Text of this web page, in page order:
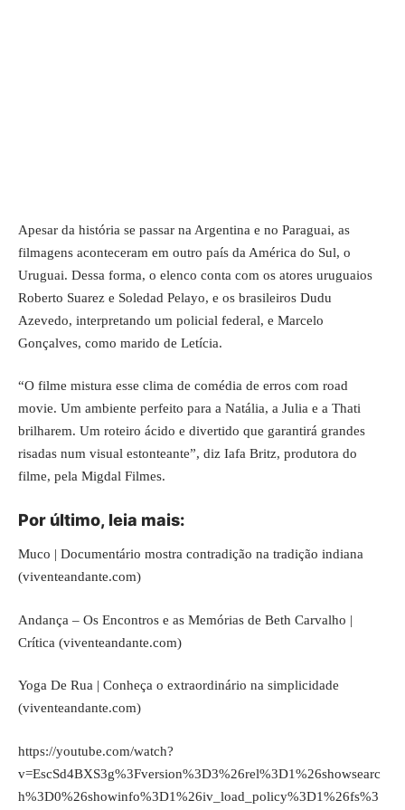
Apesar da história se passar na Argentina e no Paraguai, as
filmagens aconteceram em outro país da América do Sul, o
Uruguai. Dessa forma, o elenco conta com os atores uruguaios
Roberto Suarez e Soledad Pelayo, e os brasileiros Dudu
Azevedo, interpretando um policial federal, e Marcelo
Gonçalves, como marido de Letícia.
“O filme mistura esse clima de comédia de erros com road
movie. Um ambiente perfeito para a Natália, a Julia e a Thati
brilharem. Um roteiro ácido e divertido que garantirá grandes
risadas num visual estonteante”, diz Iafa Britz, produtora do
filme, pela Migdal Filmes.
Por último, leia mais:
Muco | Documentário mostra contradição na tradição indiana
(viventeandante.com)
Andança – Os Encontros e as Memórias de Beth Carvalho |
Crítica (viventeandante.com)
Yoga De Rua | Conheça o extraordinário na simplicidade
(viventeandante.com)
https://youtube.com/watch?
v=EscSd4BXS3g%3Fversion%3D3%26rel%3D1%26showsearc
h%3D0%26showinfo%3D1%26iv_load_policy%3D1%26fs%3